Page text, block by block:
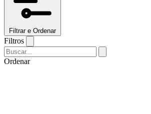
Filtrar e Ordenar
Filtros
Ordenar